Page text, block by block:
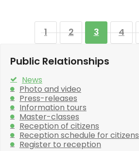
1 2 3 4
Public Relationships
News
Photo and video
Press-releases
Information tours
Master-classes
Reception of citizens
Reception schedule for citizens
Register to reception